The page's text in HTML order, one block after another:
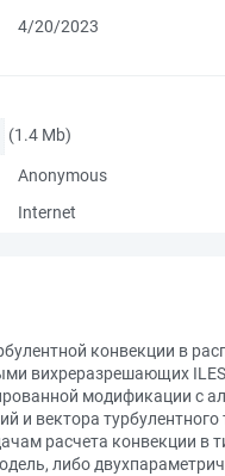
4/20/2023
(1.4 Mb)
Anonymous
Internet
конвекции в
вихреразрешающих
модификации с
вектора
расчета конвекции в
либо